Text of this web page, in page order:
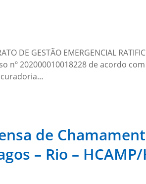
DE GESTÃO EMERGENCIAL
202000010018228 de acordo com
de
– Rio – HCAMP/